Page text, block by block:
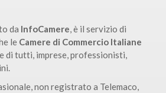
da InfoCamere, è il servizio di
le Camere di Commercio Italiane
di tutti, imprese, professionisti,
non registrato a Telemaco,